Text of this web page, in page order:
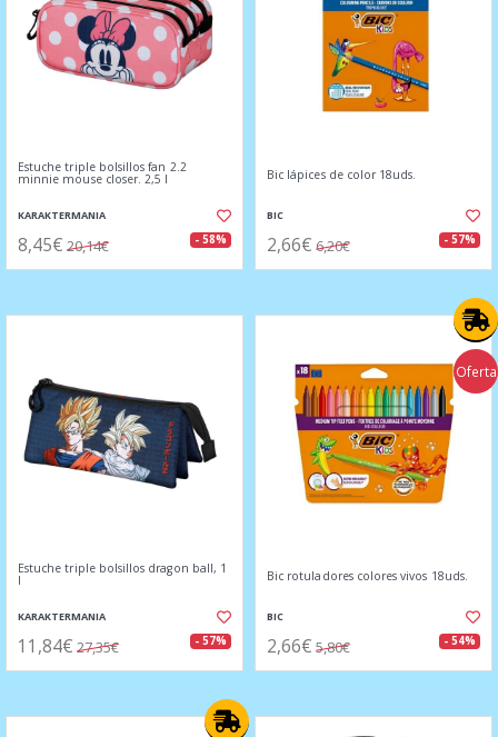
Estuche triple bolsillos fan 2.2
minnie mouse closer. 2,5 l
KARAKTERMANIA
8,45€ 20,14€ - 58%
Bic lápices de color 18uds.
BIC
2,66€ 6,20€ - 57%
Estuche triple bolsillos dragon ball, 1
l
KARAKTERMANIA
11,84€ 27,35€ - 57%
Oferta
Bic rotuladores colores vivos 18uds.
BIC
2,66€ 5,80€ - 54%